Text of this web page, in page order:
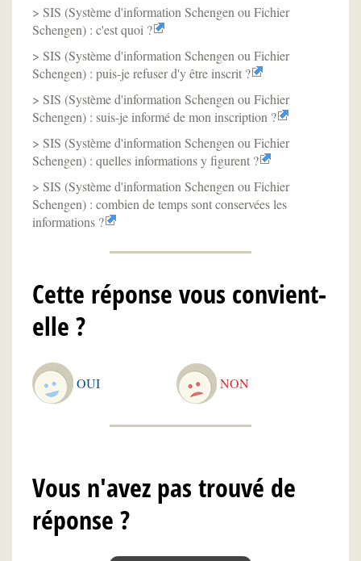
SIS (Système d'information Schengen ou Fichier
Schengen) : c'est quoi ?
SIS (Système d'information Schengen ou Fichier
Schengen) : puis-je refuser d'y être inscrit ?
SIS (Système d'information Schengen ou Fichier
Schengen) : suis-je informé de mon inscription ?
SIS (Système d'information Schengen ou Fichier
Schengen) : quelles informations y figurent ?
SIS (Système d'information Schengen ou Fichier
Schengen) : combien de temps sont conservées les
informations ?
Cette réponse vous convient-
elle ?
OUI NON
Vous n'avez pas trouvé de
réponse ?